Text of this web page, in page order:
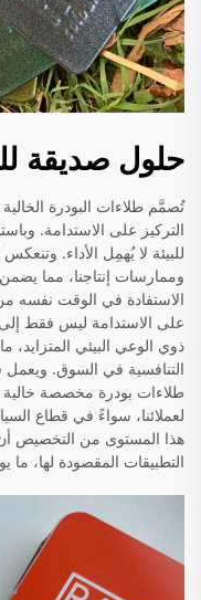
حلول صديقة
التركيز على الاستدامة.
للبيئة لا يُهمِل الأداء. وتنعكس
وممارسات إنتاجنا، مما
الاستفادة في الوقت نفسه
على الاستدامة ليس فقط إلى
ذوي الوعي البيئي المتزايد،
التنافسية في السوق. ويعمل
لعملائنا، سواءً في قطاع
هذا المستوى من التخصيص
التطبيقات المقصودة لها، ما